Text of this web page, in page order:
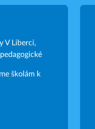
V Liberci,
školám k